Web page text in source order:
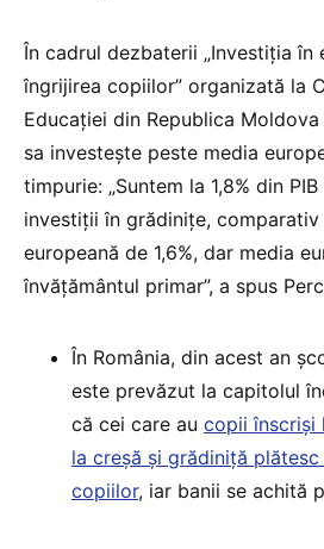
În cadrul dezbaterii „Investiția în
îngrijirea copiilor” organizată la
Educației din Republica
sa investește peste media
timpurie: „Suntem la 1,8% din
investiții în grădinițe,
europeană de 1,6%, dar media
învățământul primar”, a spus
În România, din acest an
este prevăzut la capitolul
că cei care au copii înscriși
la creșă și grădiniță plătesc
copiilor, iar banii se achită